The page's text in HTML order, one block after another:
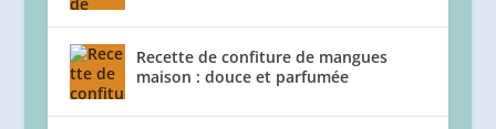
Recette de confiture de mangues
maison : douce et parfumée